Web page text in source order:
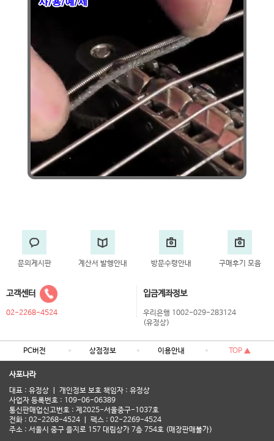
문의게시판 계산서 발행안내 방문수령안내 구매후기 모음
고객센터
02-2268-4524
입금계좌정보
우리은행 1002-029-283124
(유정상)
PC버전 상점정보 이용안내 TOP ▲
사포나라
대표 : 유정상 ㅣ 개인정보 보호 책임자 : 유정상
사업자 등록번호 : 109-06-06389
통신판매업신고번호 : 제2025-서울중구-1037호
전화 : 02-2268-4524 ㅣ 팩스 : 02-2269-4524
주소 : 서울시 중구 을지로 157 대림상가 7층 754호 (매장판매불가)